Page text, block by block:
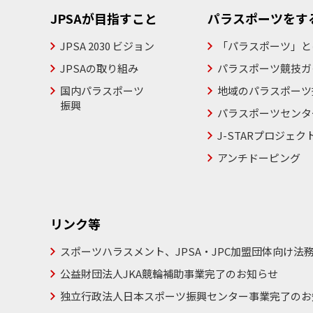
JPSAが目指すこと
JPSA 2030 ビジョン
JPSAの取り組み
国内パラスポーツ
振興
パラスポーツをす
「パラスポーツ」
パラスポーツ競技
地域のパラスポー
パラスポーツセン
J-STARプロジェク
アンチドーピング
リンク等
スポーツハラスメント、JPSA・JPC加盟団体向け法
公益財団法人JKA競輪補助事業完了のお知らせ
独立行政法人日本スポーツ振興センター事業完了の